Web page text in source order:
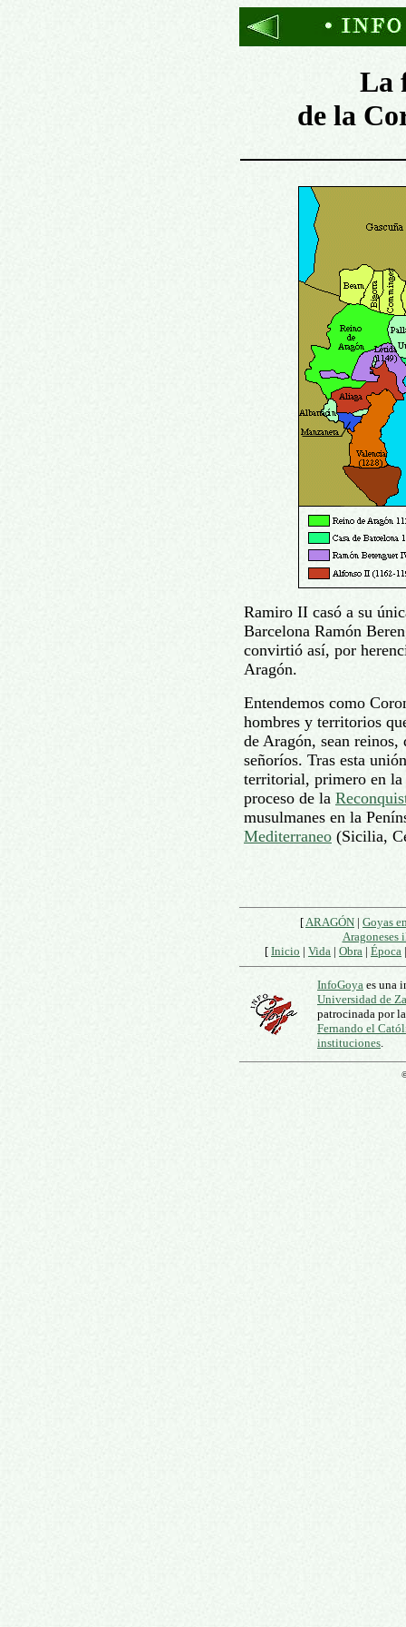
La
de la
Ramiro II casó a su
Barcelona Ramón
convirtió así, por
Aragón.
Entendemos como
hombres y territorios
de Aragón, sean reinos,
señoríos. Tras esta
territorial, primero en la
proceso de la
musulmanes en la
Mediterraneo (Sicilia,
[ ARAGÓN | Goyas
Aragoneses
[ Inicio | Vida | Obra | Época
InfoGoya es una
Universidad de
patrocinada por
Fernando el
instituciones